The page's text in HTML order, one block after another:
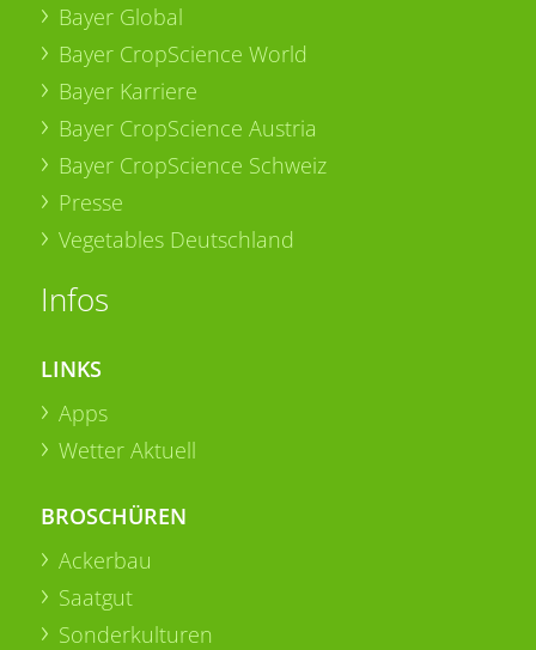
Bayer Global
Bayer CropScience World
Bayer Karriere
Bayer CropScience Austria
Bayer CropScience Schweiz
Presse
Vegetables Deutschland
Infos
LINKS
Apps
Wetter Aktuell
BROSCHÜREN
Ackerbau
Saatgut
Sonderkulturen